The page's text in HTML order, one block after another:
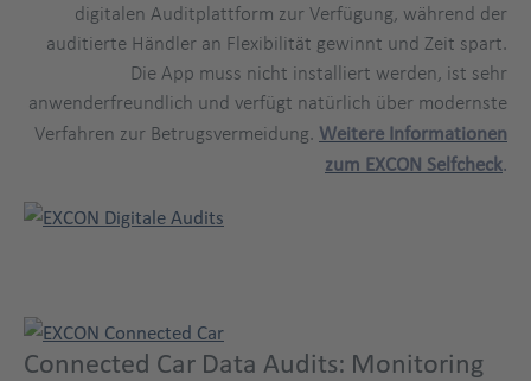
digitalen Auditplattform zur Verfügung, während der
auditierte Händler an Flexibilität gewinnt und Zeit spart.
Die App muss nicht installiert werden, ist sehr
anwenderfreundlich und verfügt natürlich über modernste
Verfahren zur Betrugsvermeidung. Weitere Informationen
zum EXCON Selfcheck.
Connected Car Data Audits: Monitoring